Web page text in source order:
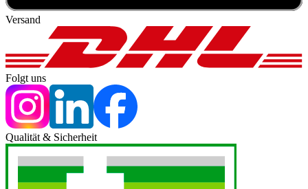
Versand
Folgt uns
Qualität & Sicherheit